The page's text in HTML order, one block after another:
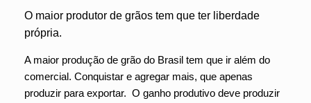
O maior produtor de grãos tem que ter liberdade
própria.
A maior produção de grão do Brasil tem que ir além do
comercial. Conquistar e agregar mais, que apenas
produzir para exportar. O ganho produtivo deve produzir